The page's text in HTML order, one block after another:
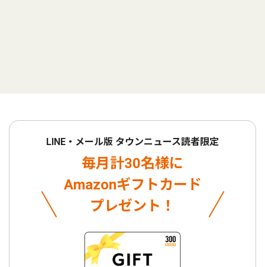
LINE・メール版 タウンニュース読者限定
毎月計30名様に
Amazonギフトカード
プレゼント！